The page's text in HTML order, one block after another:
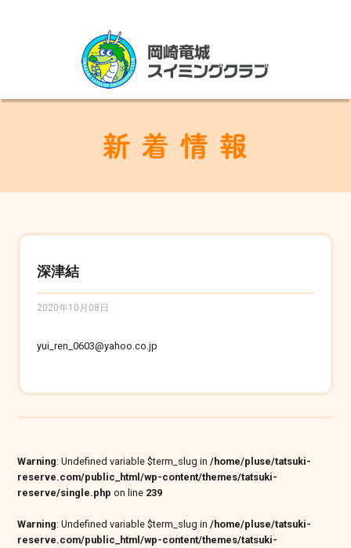
深津結
2020年10月08日
yui_ren_0603@yahoo.co.jp
Warning: Undefined variable $term_slug in/home/pluse/tatsuki-
reserve.com/public_html/wp-content/themes/tatsuki-
reserve/single.php on line 239
Warning: Undefined variable $term_slug in/home/pluse/tatsuki-
reserve.com/public_html/wp-content/themes/tatsuki-